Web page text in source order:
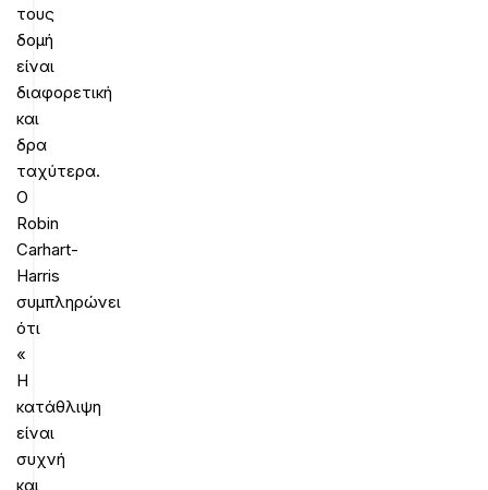
τους
δομή
είναι
διαφορετική
και
δρα
ταχύτερα.
Ο
Robin
Carhart-
Harris
συμπληρώνει
ότι
«
Η
κατάθλιψη
είναι
συχνή
και